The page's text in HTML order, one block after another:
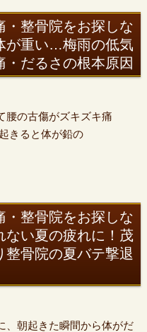
・整骨院をお探しな
が重い…梅雨の低気
・だるさの根本原因
腰の古傷がズキズキ痛
きると体が鉛の
・整骨院をお探しな
ない夏の疲れに！茂
整骨院の夏バテ撃退
、朝起きた瞬間から体がだ